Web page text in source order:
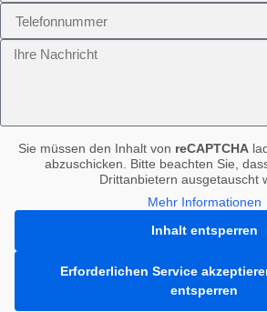
Sie müssen den Inhalt von reCAPTCHA
abzuschicken. Bitte beachten Sie,
Drittanbietern ausgetauscht
Mehr Informationen
Inhalt entsperren
Erforderlichen Service
entsperren